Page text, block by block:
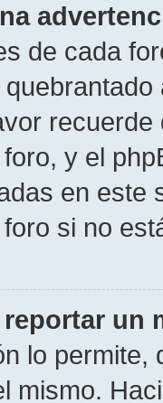
de cada
y el
en este
si no
un
lo
mismo.